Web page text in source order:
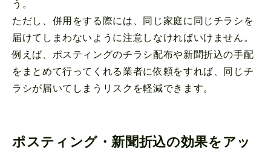
う。
ただし、併用をする際には、同じ家庭に同じチラシを
届けてしまわないように注意しなければいけません。
例えば、ポスティングのチラシ配布や新聞折込の手配
をまとめて行ってくれる業者に依頼をすれば、同じチ
ラシが届いてしまうリスクを軽減できます。
ポスティング・新聞折込の効果をアッ